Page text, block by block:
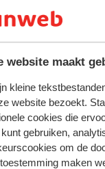
website maakt
kleine
website bezoekt.
cookies die
gebruiken,
om de
maken
met ons